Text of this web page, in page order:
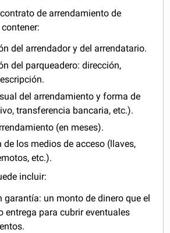
de arrendamiento de
del arrendador y del arrendatario.
del parqueadero: dirección,
del arrendamiento y forma de
transferencia bancaria, etc.).
(en meses).
de los medios de acceso (llaves,
etc.).
incluir:
garantía: un monto de dinero que el
entrega para cubrir eventuales